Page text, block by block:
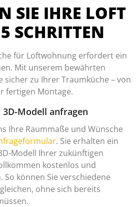
SIE IHRE LOFT
SCHRITTEN
für Loftwohnung erfordert ein
Mit unserem bewährten
sicher zu Ihrer Traumküche – von
fertigen Montage.
3D-Modell anfragen
Ihre Raummaße und Wünsche
. Sie erhalten ein
Modell Ihrer zukünftigen
kostenlos und
So können Sie verschiedene
ohne sich bereits